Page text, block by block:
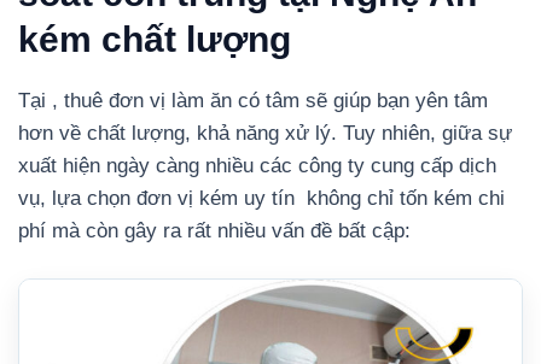
kém chất lượng
Tại , thuê đơn vị làm ăn có tâm sẽ giúp bạn yên tâm
hơn về chất lượng, khả năng xử lý. Tuy nhiên, giữa sự
xuất hiện ngày càng nhiều các công ty cung cấp dịch
vụ, lựa chọn đơn vị kém uy tín không chỉ tốn kém chi
phí mà còn gây ra rất nhiều vấn đề bất cập: